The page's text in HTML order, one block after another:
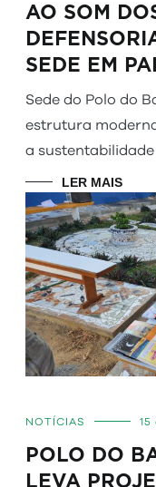
AO SOM
SEDE EM
Sede do Polo do
estrutura
a sustentabilidade
LER MAIS
NOTÍCIAS 15
POLO DO
LEVA